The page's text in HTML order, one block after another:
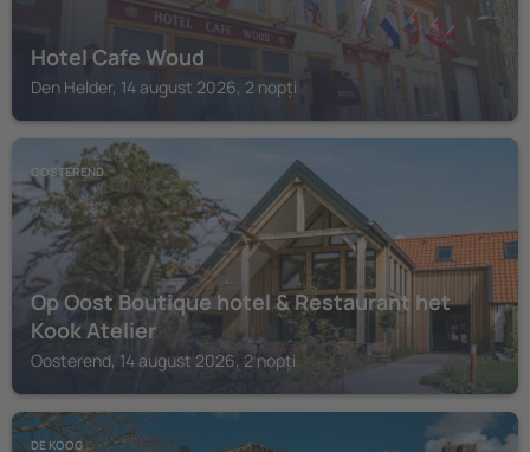
Hotel Cafe Woud
Den Helder, 14 august 2026, 2 nopți
OOSTEREND
Op Oost Boutique hotel & Restaurant het
Kook Atelier
Oosterend, 14 august 2026, 2 nopți
DE KOOG